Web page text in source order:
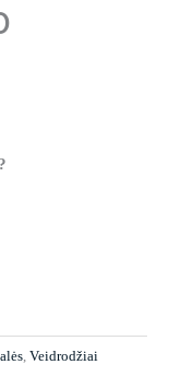
, Veidrodžiai